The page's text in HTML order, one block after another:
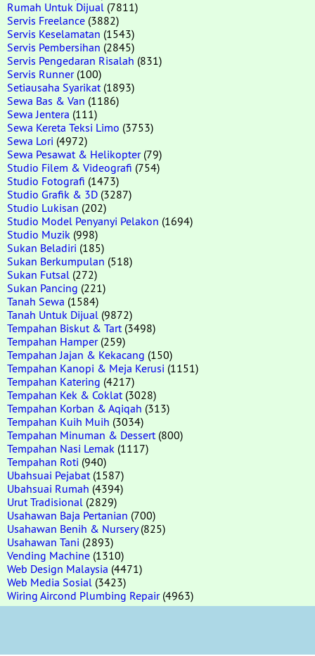
Rumah Untuk Dijual (7811)
Servis Freelance (3882)
Servis Keselamatan (1543)
Servis Pembersihan (2845)
Servis Pengedaran Risalah (831)
Servis Runner(100)
Setiausaha Syarikat (1893)
Sewa Bas & Van (1186)
Sewa Jentera (111)
Sewa Kereta Teksi Limo (3753)
Sewa Lori (4972)
Sewa Pesawat & Helikopter(79)
Studio Filem & Videografi (754)
Studio Fotografi (1473)
Studio Grafik & 3D (3287)
Studio Lukisan (202)
Studio Model Penyanyi Pelakon (1694)
Studio Muzik (998)
Sukan Beladiri (185)
Sukan Berkumpulan (518)
Sukan Futsal (272)
Sukan Pancing (221)
Tanah Sewa (1584)
Tanah Untuk Dijual (9872)
Tempahan Biskut & Tart (3498)
Tempahan Hamper(259)
Tempahan Jajan & Kekacang (150)
Tempahan Kanopi & Meja Kerusi (1151)
Tempahan Katering (4217)
Tempahan Kek & Coklat (3028)
Tempahan Korban & Aqiqah (313)
Tempahan Kuih Muih (3034)
Tempahan Minuman & Dessert (800)
Tempahan Nasi Lemak (1117)
Tempahan Roti (940)
Ubahsuai Pejabat (1587)
Ubahsuai Rumah (4394)
Urut Tradisional (2829)
Usahawan Baja Pertanian (700)
Usahawan Benih & Nursery(825)
Usahawan Tani (2893)
Vending Machine (1310)
Web Design Malaysia (4471)
Web Media Sosial (3423)
Wiring Aircond Plumbing Repair(4963)